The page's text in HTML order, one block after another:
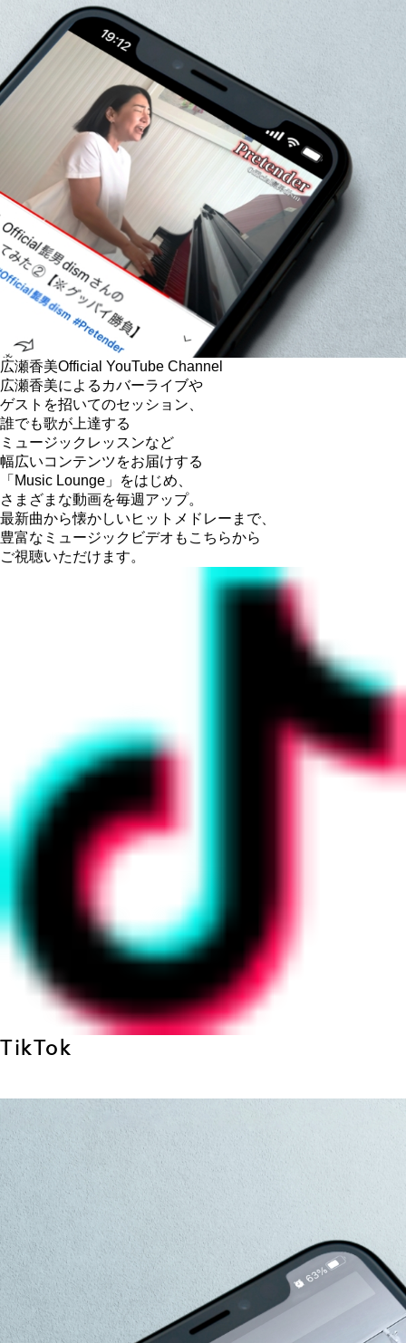
広瀬香美Official YouTube Channel
広瀬香美によるカバーライブや
ゲストを招いてのセッション、
誰でも歌が上達する
ミュージックレッスンなど
幅広いコンテンツをお届けする
「Music Lounge」をはじめ、
さまざまな動画を毎週アップ。
最新曲から懐かしいヒットメドレーまで、
豊富なミュージックビデオもこちらから
ご視聴いただけます。
TikTok